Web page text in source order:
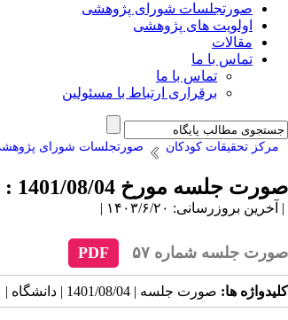
صورتجلسات شورای پژوهشی
اولویت های پژوهشی
مقالات
تماس با ما
تماس با ما
برقراری ارتباط با مسئولین
مرکز تحقیقات کودکان صورتجلسات شورای
صورت جلسه مورخ 1401/08/04 : صورت جلسه شماره ۵۷
| آخرین بروزرسانی: ۱۴۰۳/۶/۲۰ |
صورت جلسه شماره ۵۷ PDF
کلیدواژه ها: صورت جلسه | 1401/08/04 | دانشگاه | علوم پزشکی | خدمات بهداشتی | درمانی | گلستان |